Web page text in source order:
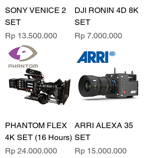
SONY VENICE 2
SET
Price
Rp 13.500.000
DJI RONIN 4D 8K
SET
Price
Rp 7.000.000
PHANTOM FLEX
4K SET (16 Hours)
Price
Rp 24.000.000
ARRI ALEXA 35
SET
Price
Rp 15.000.000